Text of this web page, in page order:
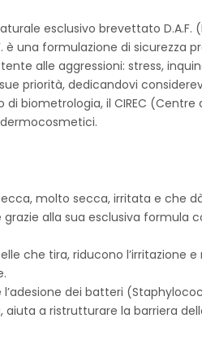
esclusivo brevettato
è una formulazione di
alle aggressioni: stress,
priorità, dedicandovi
di biometrologia, il CIREC
molto secca, irritata e che
alla sua esclusiva formula
che tira, riducono
dei batteri
aiuta a ristrutturare la barriera